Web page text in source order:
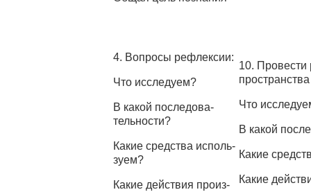
4. Вопросы рефлексии:
Что исследуем?
В какой последова­
тельности?
Какие средства исполь­
зуем?
Какие действия произ­
10. Провести
про­странства
Что
В какой
Какие
Какие